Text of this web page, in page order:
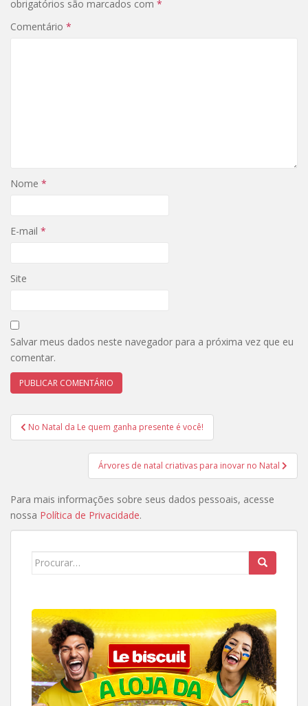
obrigatórios são marcados com *
Comentário *
Nome *
E-mail *
Site
Salvar meus dados neste navegador para a próxima vez que eu
comentar.
Navegação
de
No Natal da Le quem ganha presente é você!
Árvores de natal criativas para inovar no Natal
Para mais informações sobre seus dados pessoais, acesse
nossa Política de Privacidade.
Search